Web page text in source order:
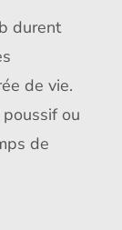
durent
de vie.
ou
de